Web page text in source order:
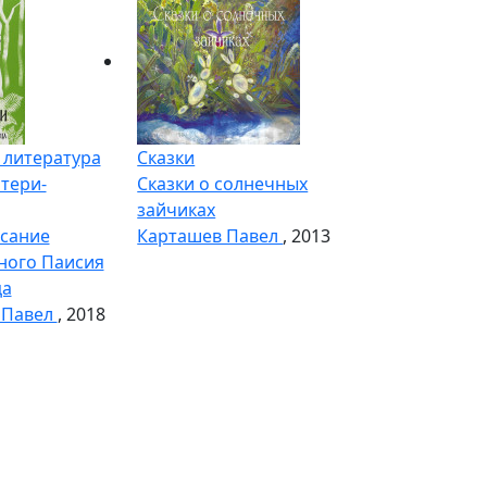
Паисия
, 2018
Сказки
Сказки о солнечных
зайчиках
Карташев Павел , 2013